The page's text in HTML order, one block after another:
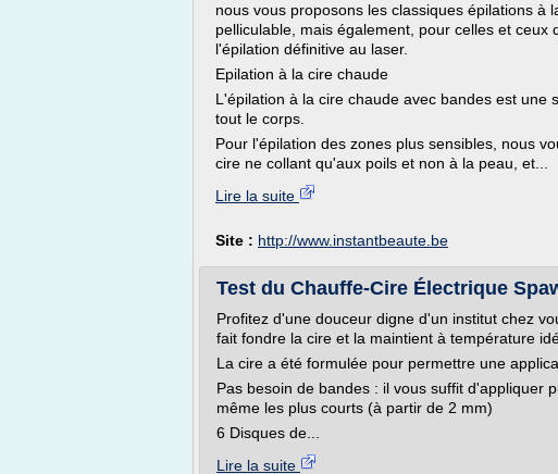
nous vous proposons les classiques épilations à
pelliculable, mais également, pour celles et ceux
l'épilation définitive au laser.
Epilation à la cire chaude
L'épilation à la cire chaude avec bandes est une
tout le corps.
Pour l'épilation des zones plus sensibles, nous
cire ne collant qu'aux poils et non à la peau, et...
Lire la suite
Site : http://www.instantbeaute.be
Test du Chauffe-Cire Électrique
Profitez d'une douceur digne d'un institut chez
fait fondre la cire et la maintient à température
La cire a été formulée pour permettre une
Pas besoin de bandes : il vous suffit d'appliquer
même les plus courts (à partir de 2 mm)
6 Disques de...
Lire la suite